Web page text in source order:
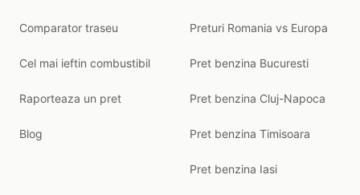
Comparator traseu
Cel mai ieftin combustibil
Raporteaza un pret
Blog
Preturi Romania vs Europa
Pret benzina Bucuresti
Pret benzina Cluj-Napoca
Pret benzina Timisoara
Pret benzina Iasi